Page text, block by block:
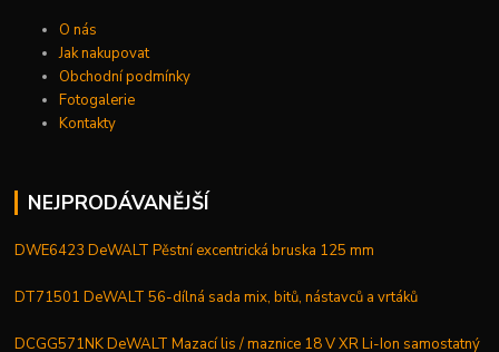
O nás
Jak nakupovat
Obchodní podmínky
Fotogalerie
Kontakty
NEJPRODÁVANĚJŠÍ
DWE6423 DeWALT Pěstní excentrická bruska 125 mm
DT71501 DeWALT 56-dílná sada mix, bitů, nástavců a vrtáků
DCGG571NK DeWALT Mazací lis / maznice 18 V XR Li-Ion samostatný